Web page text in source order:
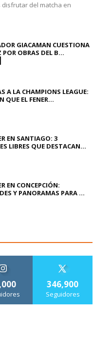
del matcha en
GIACAMAN CUESTIONA
OBRAS DEL B...
A LA CHAMPIONS LEAGUE:
QUE EL FENER...
EN SANTIAGO: 3
LIBRES QUE DESTACAN...
EN CONCEPCIÓN:
Y PANORAMAS PARA ...
346,900
Seguidores